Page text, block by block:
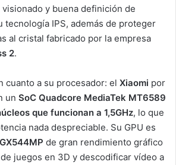
y buena definición de
tecnología IPS, además de proteger
al cristal fabricado por la empresa
2.
cuanto a su procesador: el Xiaomi por
un SoC Quadcore MediaTek MT6589
que funcionan a 1,5GHz, lo que
nada despreciable. Su GPU es
de gran rendimiento gráfico
juegos en 3D y descodificar vídeo a